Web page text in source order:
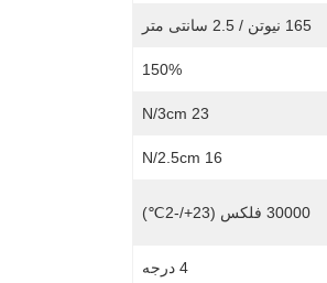
165 نیوتن / 2.5 سانتی متر
150%
23 N/3cm
16 N/2.5cm
30000 فلکس (23+/-2℃)
4 درجه